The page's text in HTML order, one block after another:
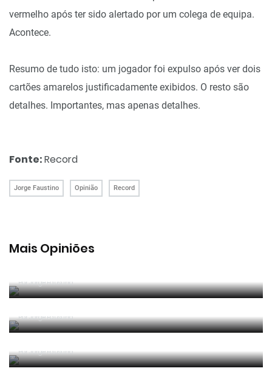
vermelho após ter sido alertado por um colega de equipa.
Acontece.
Resumo de tudo isto: um jogador foi expulso após ver dois
cartões amarelos justificadamente exibidos. O resto são
detalhes. Importantes, mas apenas detalhes.
Fonte:Record
Jorge Faustino Opinião Record
Mais Opiniões
PorJorge Faustino
PorJorge Faustino
PorJorge Faustino